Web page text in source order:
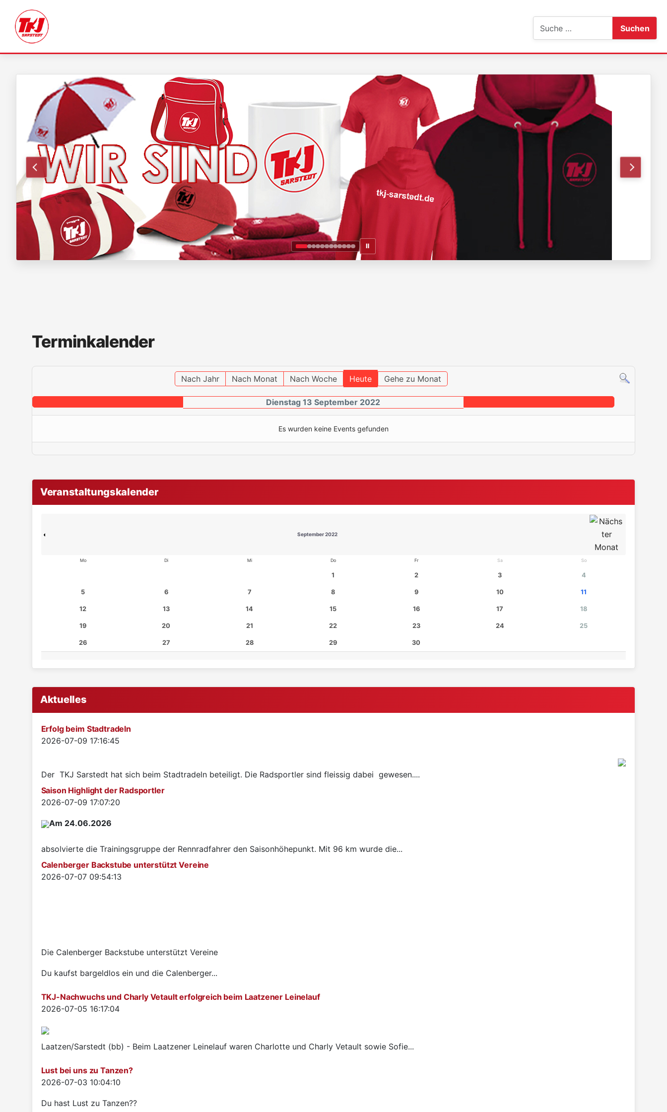
Suchen
Ⅱ
Terminkalender
Nach Jahr Nach Monat Nach Woche Heute Gehe zu Monat
Dienstag 13 September 2022
Es wurden keine Events gefunden
Veranstaltungskalender
September 2022
Mo Di Mi Do Fr Sa So
1 2 3 4
5 6 7 8 9 10 11
12 13 14 15 16 17 18
19 20 21 22 23 24 25
26 27 28 29 30
Aktuelles
Erfolg beim Stadtradeln
Details
2026-07-09 17:16:45
Der TKJ Sarstedt hat sich beim Stadtradeln beteiligt. Die Radsportler sind fleissig dabei gewesen....
Saison Highlight der Radsportler
Details
2026-07-09 17:07:20
Am 24.06.2026
absolvierte die Trainingsgruppe der Rennradfahrer den Saisonhöhepunkt. Mit 96 km wurde die...
Calenberger Backstube unterstützt Vereine
Details
2026-07-07 09:54:13
Die Calenberger Backstube unterstützt Vereine
Du kaufst bargeldlos ein und die Calenberger...
TKJ-Nachwuchs und Charly Vetault erfolgreich beim Laatzener Leinelauf
Details
2026-07-05 16:17:04
Laatzen/Sarstedt (bb) - Beim Laatzener Leinelauf waren Charlotte und Charly Vetault sowie Sofie...
Lust bei uns zu Tanzen?
Details
2026-07-03 10:04:10
Du hast Lust zu Tanzen??